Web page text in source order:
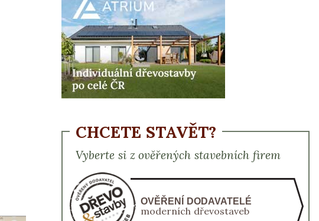
CHCETE STAVĚT?
Vyberte si z ověřených stavebních firem
OVĚŘENÍ DODAVATELÉ
moderních dřevostaveb